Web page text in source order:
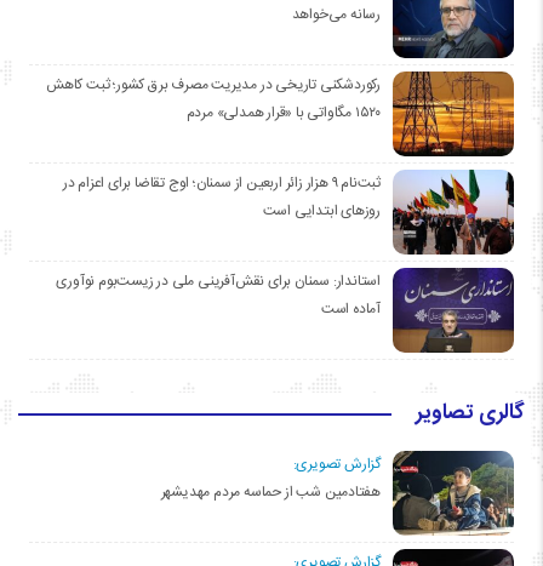
رسانه می‌خواهد
رکوردشکنی تاریخی در مدیریت مصرف برق کشور؛ ثبت کاهش
۱۵۲۰ مگاواتی با «قرار همدلی» مردم
ثبت‌نام ۹ هزار زائر اربعین از سمنان؛ اوج تقاضا برای اعزام در
روزهای ابتدایی است
استاندار: سمنان برای نقش‌آفرینی ملی در زیست‌بوم نوآوری
آماده است
گالری تصاویر
گزارش تصویری:
هفتادمین شب از حماسه مردم مهدیشهر